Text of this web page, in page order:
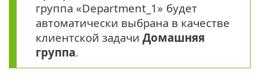
группа «Department_1» будет
автоматически выбрана в качестве
клиентской задачи Домашняя
группа.